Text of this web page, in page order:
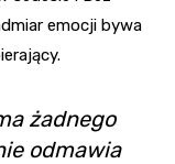
emocji bywa
żadnego
odmawia